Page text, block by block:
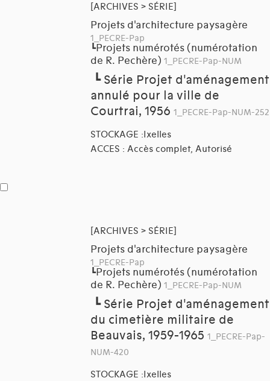
[ARCHIVES > SÉRIE]
Projets d'architecture paysagère
1_PECRE-Pap
┗Projets numérotés (numérotation
de R. Pechère) 1_PECRE-Pap-NUM
┗ Série Projet d'aménagement
annulé pour la ville de
Courtrai, 1956 1_PECRE-Pap-NUM-252
STOCKAGE :Ixelles
ACCES : Accès complet, Autorisé
[ARCHIVES > SÉRIE]
Projets d'architecture paysagère
1_PECRE-Pap
┗Projets numérotés (numérotation
de R. Pechère) 1_PECRE-Pap-NUM
┗ Série Projet d'aménagement
du cimetière militaire de
Beauvais, 1959-1965 1_PECRE-Pap-
NUM-420
STOCKAGE :Ixelles